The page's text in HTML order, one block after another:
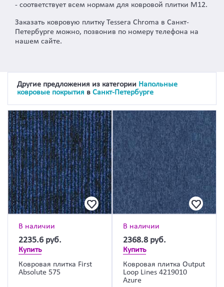
- соответствует всем нормам для ковровой плитки M12.
Заказать ковровую плитку Tessera Chroma в Санкт-
Петербурге можно, позвонив по номеру телефона на
нашем сайте.
Другие предложения из категории Напольные
ковровые покрытия в Санкт-Петербурге
В наличии
2235.6 руб.
Купить
Ковровая плитка First
Absolute 575
В наличии
2368.8 руб.
Купить
Ковровая плитка Output
Loop Lines 4219010
Azure